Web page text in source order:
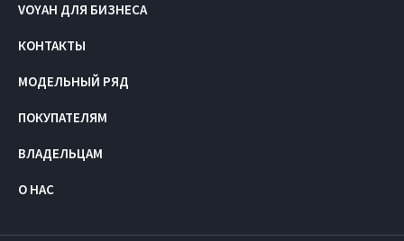
VOYAH ДЛЯ БИЗНЕСА
КОНТАКТЫ
МОДЕЛЬНЫЙ РЯД
ПОКУПАТЕЛЯМ
ВЛАДЕЛЬЦАМ
О НАС